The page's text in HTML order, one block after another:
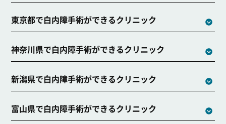
東京都で白内障手術ができるクリニック
神奈川県で白内障手術ができるクリニック
新潟県で白内障手術ができるクリニック
富山県で白内障手術ができるクリニック